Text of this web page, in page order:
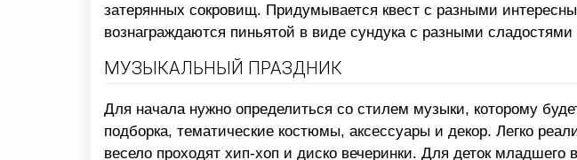
затерянных сокровищ. Придумывается квест с разными
вознаграждаются пиньятой в виде сундука с разными
МУЗЫКАЛЬНЫЙ ПРАЗДНИК
Для начала нужно определиться со стилем музыки, которому
подборка, тематические костюмы, аксессуары и декор. Легко
весело проходят хип-хоп и диско вечеринки. Для деток